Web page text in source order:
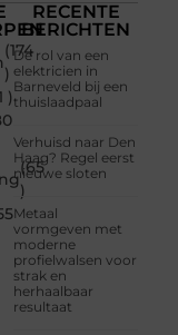
(174
)
)
(65
)
RECENTE
BERICHTEN
De rol van een
elektricien in
Barneveld bij een
thuislaadpaal
Verhuisd naar Den
Haag? Regel eerst
nieuwe sloten
Metaal
vormgeven met
moderne
profielwalsen voor
strak en
herhaalbaar
resultaat